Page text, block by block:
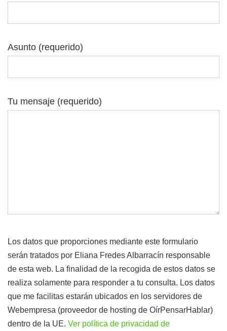
Asunto (requerido)
Tu mensaje (requerido)
Los datos que proporciones mediante este formulario
serán tratados por Eliana Fredes Albarracín responsable
de esta web. La finalidad de la recogida de estos datos se
realiza solamente para responder a tu consulta. Los datos
que me facilitas estarán ubicados en los servidores de
Webempresa (proveedor de hosting de OírPensarHablar)
dentro de la UE. Ver política de privacidad de